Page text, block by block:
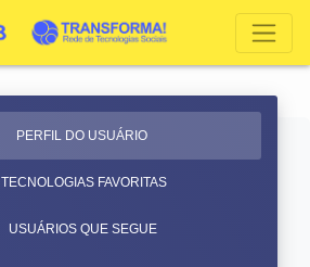
PERFIL DO USUÁRIO
TECNOLOGIAS FAVORITAS
USUÁRIOS QUE SEGUE